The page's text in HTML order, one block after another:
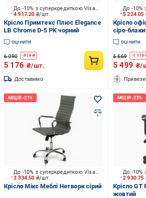
4 917.20 ₴/шт.
До -10% з суперкредиткою Visa Вигода
Крісло Примтекс Плюс Elegance
LB Chrome D-5 PK чорний
оцінити
6 090 -914₴
5 176 ₴/шт.
Доставимо
5 224.05
Крісло
сіро-
оцінити
6 669 -1 170
5 499 ₴/
3 334.50 ₴/шт.
До -10% з суперкредиткою Visa Вигода
Крісло Мікс Меблі Нетворк сірий
2 930.75
Крісло GT
жовтий